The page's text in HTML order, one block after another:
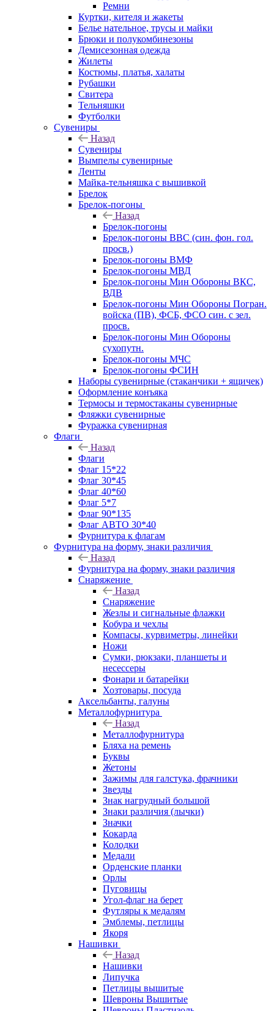
Ремни
Куртки, кителя и жакеты
Белье нательное, трусы и майки
Брюки и полукомбинезоны
Демисезонная одежда
Жилеты
Костюмы, платья, халаты
Рубашки
Свитера
Тельняшки
Футболки
Сувениры
Назад
Сувениры
Вымпелы сувенирные
Ленты
Майка-тельняшка с вышивкой
Брелок
Брелок-погоны
Назад
Брелок-погоны
Брелок-погоны ВВС (син. фон. гол.
просв.)
Брелок-погоны ВМФ
Брелок-погоны МВД
Брелок-погоны Мин Обороны ВКС,
ВДВ
Брелок-погоны Мин Обороны Погран.
войска (ПВ), ФСБ, ФСО син. с зел.
просв.
Брелок-погоны Мин Обороны
сухопутн.
Брелок-погоны МЧС
Брелок-погоны ФСИН
Наборы сувенирные (стаканчики + ящичек)
Оформление конъяка
Термосы и термостаканы сувенирные
Фляжки сувенирные
Фуражка сувенирная
Флаги
Назад
Флаги
Флаг 15*22
Флаг 30*45
Флаг 40*60
Флаг 5*7
Флаг 90*135
Флаг АВТО 30*40
Фурнитура к флагам
Фурнитура на форму, знаки различия
Назад
Фурнитура на форму, знаки различия
Снаряжение
Назад
Снаряжение
Жезлы и сигнальные флажки
Кобура и чехлы
Компасы, курвиметры, линейки
Ножи
Сумки, рюкзаки, планшеты и
несессеры
Фонари и батарейки
Хозтовары, посуда
Аксельбанты, галуны
Металлофурнитура
Назад
Металлофурнитура
Бляха на ремень
Буквы
Жетоны
Зажимы для галстука, фрачники
Звезды
Знак нагрудный большой
Знаки различия (лычки)
Значки
Кокарда
Колодки
Медали
Орденские планки
Орлы
Пуговицы
Угол-флаг на берет
Футляры к медалям
Эмблемы, петлицы
Якоря
Нашивки
Назад
Нашивки
Липучка
Петлицы вышитые
Шевроны Вышитые